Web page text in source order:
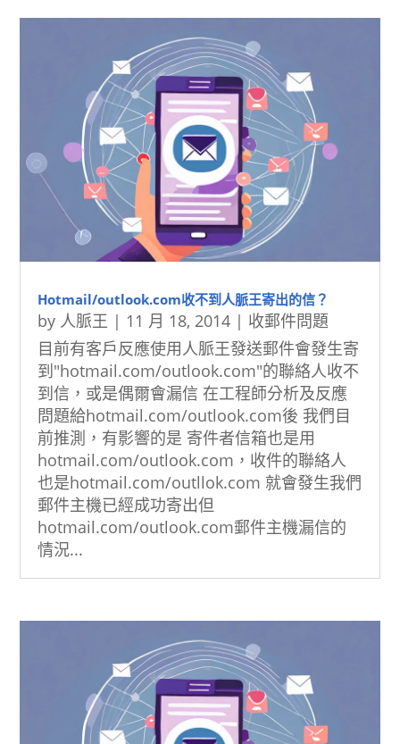
Hotmail/outlook.com收不到人脈王寄出的信？
by 人脈王 | 11 月 18, 2014 | 收郵件問題
目前有客戶反應使用人脈王發送郵件會發生寄
到"hotmail.com/outlook.com"的聯絡人收不
到信，或是偶爾會漏信 在工程師分析及反應
問題給hotmail.com/outlook.com後 我們目
前推測，有影響的是 寄件者信箱也是用
hotmail.com/outlook.com，收件的聯絡人
也是hotmail.com/outllok.com 就會發生我們
郵件主機已經成功寄出但
hotmail.com/outlook.com郵件主機漏信的
情況...